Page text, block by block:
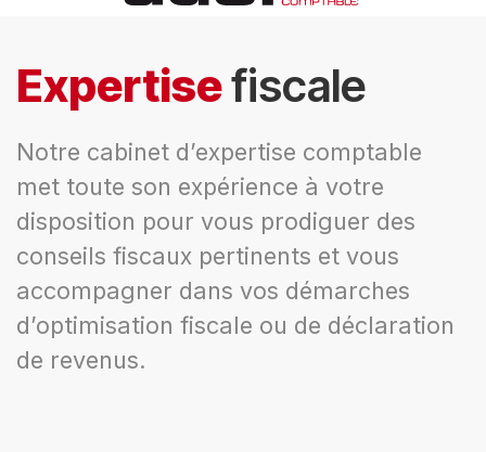
Expertisefiscale
Notre cabinet d’expertise comptable
met toute son expérience à votre
disposition pour vous prodiguer des
conseils fiscaux pertinents et vous
accompagner dans vos démarches
d’optimisation fiscale ou de déclaration
de revenus.